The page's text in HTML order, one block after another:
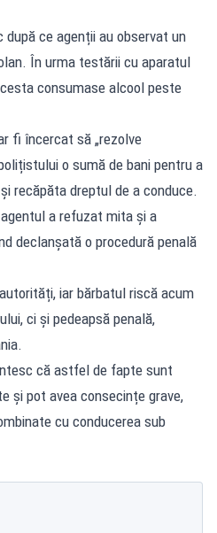
ce agenții au observat un
În urma testării cu aparatul
consumase alcool peste
fi încercat să „rezolve
o sumă de bani pentru a
recăpăta dreptul de a conduce.
a refuzat mita și a
declanșată o procedură penală
iar bărbatul riscă acum
ci și pedeapsă penală,
că astfel de fapte sunt
și pot avea consecințe grave,
cu conducerea sub